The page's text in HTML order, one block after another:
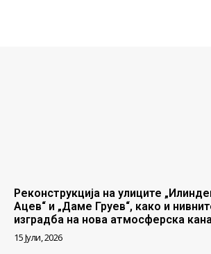
Реконструкција на улиците
Ацев“ и „Даме Груев“, како и
изградба на нова атмосферска
15 Јули, 2026